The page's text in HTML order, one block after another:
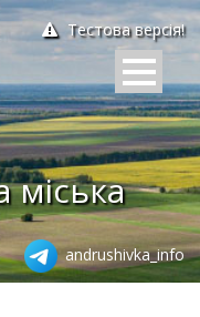
Тестова версія!
міська
andrushivka_info